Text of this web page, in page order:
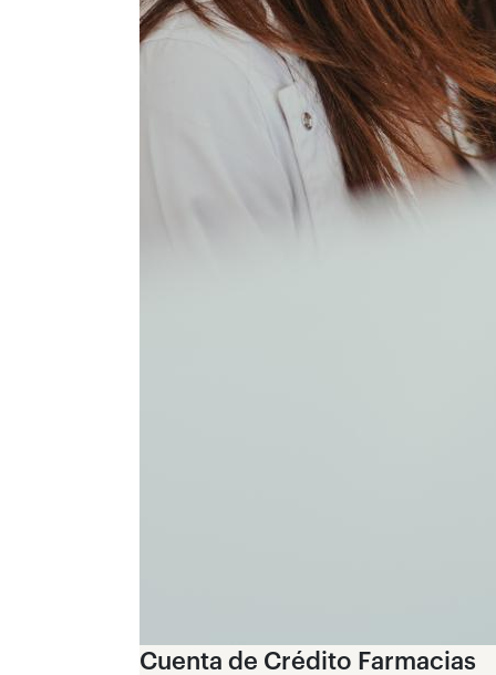
Cuenta de Crédito Farmacias